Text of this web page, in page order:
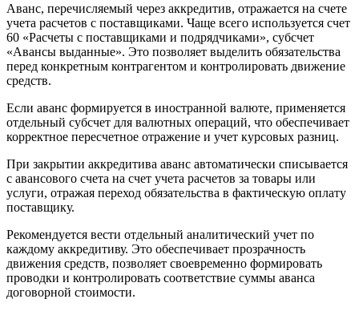
Аванс, перечисляемый через аккредитив, отражается на счете
учета расчетов с поставщиками. Чаще всего используется счет
60 «Расчеты с поставщиками и подрядчиками», субсчет
«Авансы выданные». Это позволяет выделить обязательства
перед конкретным контрагентом и контролировать движение
средств.
Если аванс формируется в иностранной валюте, применяется
отдельный субсчет для валютных операций, что обеспечивает
корректное пересчетное отражение и учет курсовых разниц.
При закрытии аккредитива аванс автоматически списывается
с авансового счета на счет учета расчетов за товары или
услуги, отражая переход обязательства в фактическую оплату
поставщику.
Рекомендуется вести отдельный аналитический учет по
каждому аккредитиву. Это обеспечивает прозрачность
движения средств, позволяет своевременно формировать
проводки и контролировать соответствие суммы аванса
договорной стоимости.